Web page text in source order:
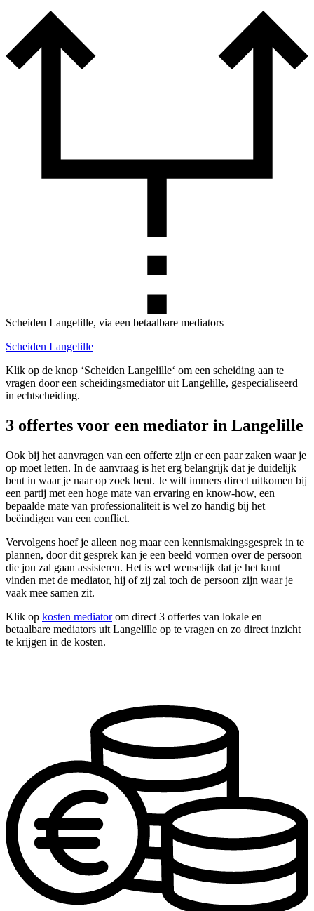
Scheiden Langelille, via een betaalbare mediators
Scheiden Langelille
Klik op de knop ‘Scheiden Langelille‘ om een scheiding aan te
vragen door een scheidingsmediator uit Langelille, gespecialiseerd
in echtscheiding.
3 offertes voor een mediator in Langelille
Ook bij het aanvragen van een offerte zijn er een paar zaken waar je
op moet letten. In de aanvraag is het erg belangrijk dat je duidelijk
bent in waar je naar op zoek bent. Je wilt immers direct uitkomen bij
een partij met een hoge mate van ervaring en know-how, een
bepaalde mate van professionaliteit is wel zo handig bij het
beëindigen van een conflict.
Vervolgens hoef je alleen nog maar een kennismakingsgesprek in te
plannen, door dit gesprek kan je een beeld vormen over de persoon
die jou zal gaan assisteren. Het is wel wenselijk dat je het kunt
vinden met de mediator, hij of zij zal toch de persoon zijn waar je
vaak mee samen zit.
Klik op kosten mediatorom direct 3 offertes van lokale en
betaalbare mediators uit Langelille op te vragen en zo direct inzicht
te krijgen in de kosten.